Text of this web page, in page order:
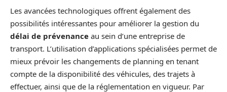
Les avancées technologiques offrent également des
possibilités intéressantes pour améliorer la gestion du
délai de prévenance au sein d’une entreprise de
transport. L’utilisation d’applications spécialisées permet de
mieux prévoir les changements de planning en tenant
compte de la disponibilité des véhicules, des trajets à
effectuer, ainsi que de la réglementation en vigueur. Par